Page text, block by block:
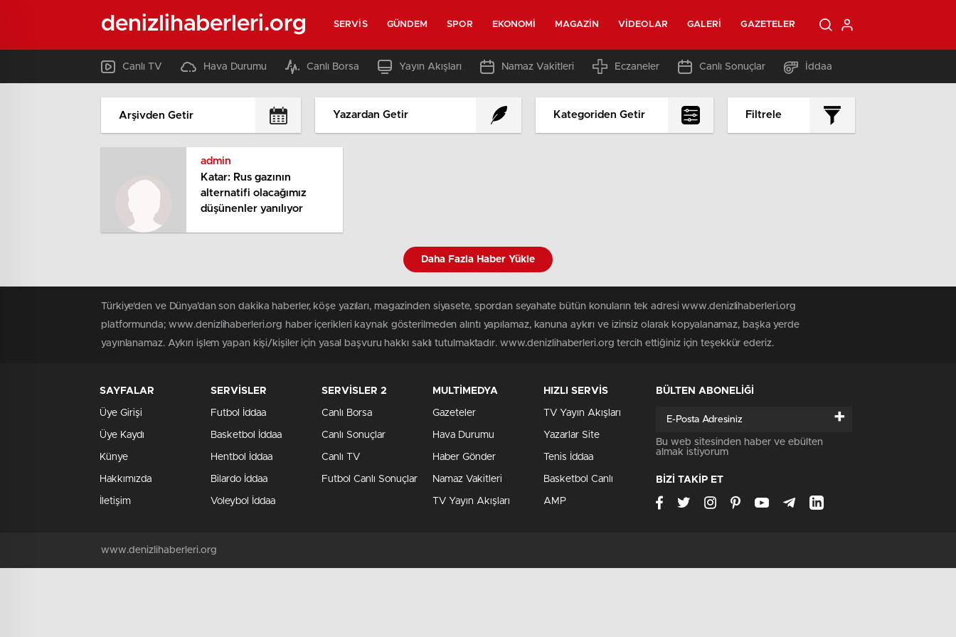
denizlihaberleri.org SERVIS GÜNDEM SPOR EKONOMI MAGAZIN VIDEOLAR GALERI GAZETELER
Canlı TV Hava Durumu Canlı Borsa Yayın Akışları Namaz Vakitleri Eczaneler Canlı Sonuçlar İddaa
Yazardan Getir Kategoriden Getir Filtrele
admin
Katar: Rus gazının
alternatifi olacağımız
düşünenler yanılıyor
Daha Fazla Haber Yükle
Türkiye'den ve Dünya’dan son dakika haberler, köşe yazıları, magazinden siyasete, spordan seyahate bütün konuların tek adresi www.denizlihaberleri.org
platformunda; www.denizlihaberleri.org haber içerikleri kaynak gösterilmeden alıntı yapılamaz, kanuna aykırı ve izinsiz olarak kopyalanamaz, başka yerde
yayınlanamaz. Aykırı işlem yapan kişi/kişiler için yasal başvuru hakkı saklı tutulmaktadır. www.denizlihaberleri.org tercih ettiğiniz için teşekkür ederiz.
SAYFALAR
Üye Girişi
Üye Kaydı
Künye
Hakkımızda
İletişim
SERVİSLER
Futbol İddaa
Basketbol İddaa
Hentbol İddaa
Bilardo İddaa
Voleybol İddaa
SERVİSLER 2
Canlı Borsa
Canlı Sonuçlar
Canlı TV
Futbol Canlı Sonuçlar
MULTİMEDYA
Gazeteler
Hava Durumu
Haber Gönder
Namaz Vakitleri
TV Yayın Akışları
HIZLI SERVİS
TV Yayın Akışları
Yazarlar Site
Tenis İddaa
Basketbol Canlı
AMP
BÜLTEN ABONELİĞİ
+
Bu web sitesinden haber ve ebülten
almak istiyorum
BİZİ TAKİP ET
www.denizlihaberleri.org